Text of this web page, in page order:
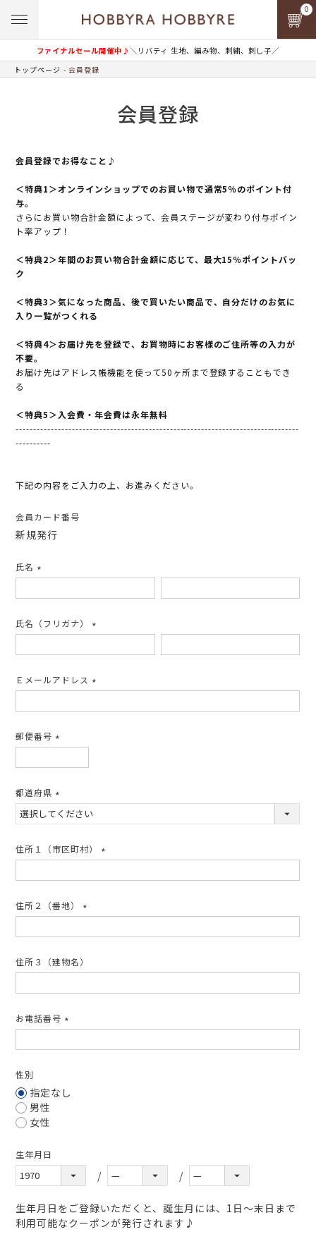
ファイナルセール開催中♪＼リバティ 生地、編み物、刺繍、刺し子／
0
トップページ 会員登録
会員登録
会員登録でお得なこと♪
＜特典1＞オンラインショップでのお買い物で通常5％のポイント付
与。
さらにお買い物合計金額によって、会員ステージが変わり付与ポイン
ト率アップ！
＜特典2＞年間のお買い物合計金額に応じて、最大15％ポイントバッ
ク
＜特典3＞気になった商品、後で買いたい商品で、自分だけのお気に
入り一覧がつくれる
＜特典4＞お届け先を登録で、お買物時にお客様のご住所等の入力が
不要。
お届け先はアドレス帳機能を使って50ヶ所まで登録することもでき
る
＜特典5＞入会費・年会費は永年無料
---------------------------------------------------------------------------------
----------
下記の内容をご入力の上、お進みください。
会員カード番号
新規発行
氏名
須)
氏名（フリガナ）
須)
Ｅメールアドレス
須)
郵便番号
須)
都道府県
(必
須)
住所１（市区町村）
須)
住所２（番地）
須)
住所３（建物名）
お電話番号
須)
性別
指定なし
男性
女性
生年月日
生年月日をご登録いただくと、誕生月には、1日～末日まで
利用可能なクーポンが発行されます♪